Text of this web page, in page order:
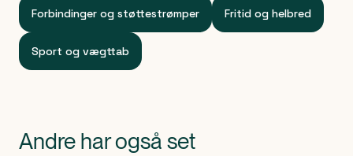
er lavet uden latex.
Omkreds: 21-24 cm.
Indeholder
1 stk Actimove Ankelstøtte Everyday Supports
Forbindinger og støttestrømper Fritid og helbred
Sport og vægttab
Andre har også set